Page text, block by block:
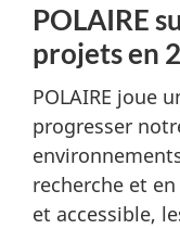
POLAIRE
projets en
POLAIRE joue
progresser
recherche et
et accessible,